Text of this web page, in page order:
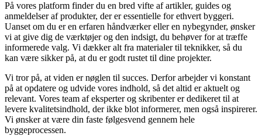
På vores platform finder du en bred vifte af artikler, guides og
anmeldelser af produkter, der er essentielle for ethvert byggeri.
Uanset om du er en erfaren håndværker eller en nybegynder, ønsker
vi at give dig de værktøjer og den indsigt, du behøver for at træffe
informerede valg. Vi dækker alt fra materialer til teknikker, så du
kan være sikker på, at du er godt rustet til dine projekter.
Vi tror på, at viden er nøglen til succes. Derfor arbejder vi konstant
på at opdatere og udvide vores indhold, så det altid er aktuelt og
relevant. Vores team af eksperter og skribenter er dedikeret til at
levere kvalitetsindhold, der ikke blot informerer, men også inspirerer.
Vi ønsker at være din faste følgesvend gennem hele
byggeprocessen.